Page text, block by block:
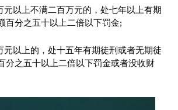
元以上不满二百万元的，处七年以上有期
百分之五十以上二倍以下罚金;
元以上的，处十五年有期徒刑或者无期徒
分之五十以上二倍以下罚金或者没收财